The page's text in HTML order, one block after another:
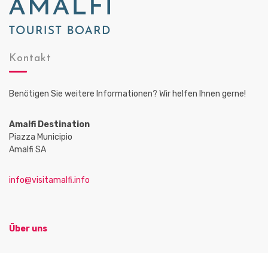
Kontakt
Benötigen Sie weitere Informationen? Wir helfen Ihnen gerne!
Amalfi Destination
Piazza Municipio
Amalfi SA
info@visitamalfi.info
Über uns